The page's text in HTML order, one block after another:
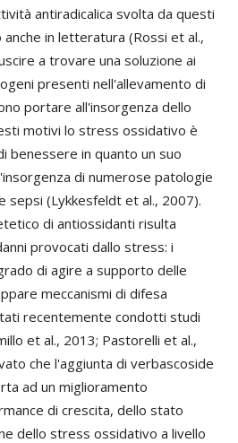
antiradicalica svolta da questi
in letteratura (Rossi et al.,
a trovare una soluzione ai
presenti nell'allevamento di
portare all'insorgenza dello
motivi lo stress ossidativo è
benessere in quanto un suo
di numerose patologie
sepsi (Lykkesfeldt et al., 2007).
di antiossidanti risulta
provocati dallo stress: i
di agire a supporto delle
meccanismi di difesa
recentemente condotti studi
et al., 2013; Pastorelli et al.,
che l'aggiunta di verbascoside
ad un miglioramento
di crescita, dello stato
dello stress ossidativo a livello